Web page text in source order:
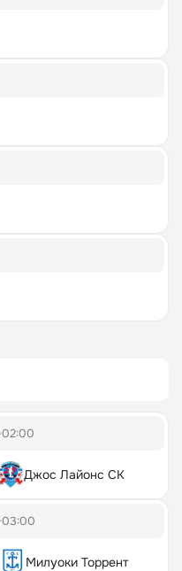
02:00
Джос Лайонс СК
03:00
Милуоки Торрент